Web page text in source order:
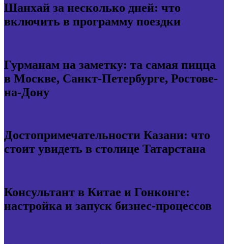
Шанхай за несколько дней: что
включить в программу поездки
Гурманам на заметку: та самая пицца
в Москве, Санкт-Петербурге, Ростове-
на-Дону
Достопримечательности Казани: что
стоит увидеть в столице Татарстана
Консультант в Китае и Гонконге:
настройка и запуск бизнес-процессов